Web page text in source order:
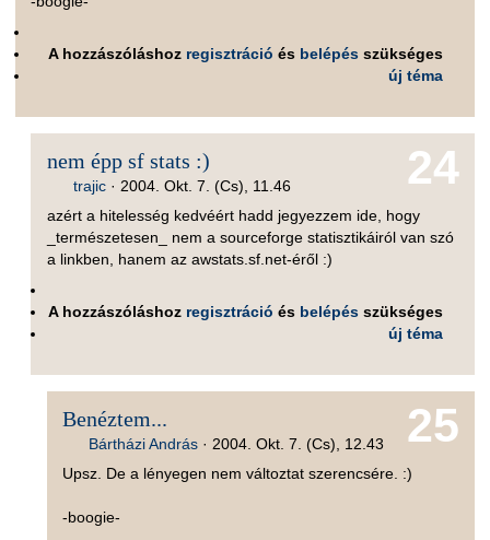
A hozzászóláshoz regisztráció és belépés szükséges
új téma
24
nem épp sf stats :)
trajic· 2004. Okt. 7. (Cs), 11.46
azért a hitelesség kedvéért hadd jegyezzem ide, hogy
_természetesen_ nem a sourceforge statisztikáiról van szó
a linkben, hanem az awstats.sf.net-éről :)
A hozzászóláshoz regisztráció és belépés szükséges
új téma
25
Benéztem...
Bártházi András· 2004. Okt. 7. (Cs), 12.43
Upsz. De a lényegen nem változtat szerencsére. :)
-boogie-